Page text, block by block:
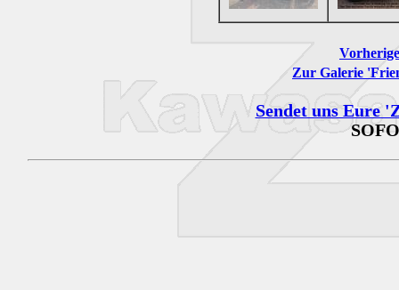
Zur Galerie
Sendet uns Eure